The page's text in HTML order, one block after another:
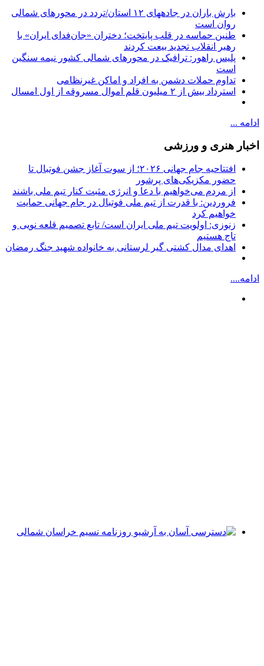
بارش باران در جادههای ۱۲ استان/تردد در محورهای شمالی
روان است
طنین حماسه در قلب پایتخت؛ دختران «جان‌فدای ایران» با
رهبر انقلاب تجدید بیعت کردند
پلیس راهور: ترافیک در محورهای شمالی کشور نیمه سنگین
است
تداوم حملات دشمن به افراد و اماکن غیرنظامی
استرداد بیش از ۲ میلیون قلم اموال مسروقه از اول امسال
ادامه ...
اخبار هنری و ورزشی
افتتاحیه جام جهانی ۲۰۲۶؛ از سوت آغاز جشن فوتبال تا
حضور مکزیکی‌های پرشور
از مردم می‌خواهیم با دعا و انرژی مثبت کنار تیم ملی باشند
فروردین: با قدرت از تیم ملی فوتبال در جام جهانی حمایت
خواهیم کرد
زنوزی: اولویت تیم ملی ایران است/ تابع تصمیم قلعه نویی و
تاج هستیم
اهدای مدال کشتی گیر لرستانی به خانواده شهید جنگ رمضان
ادامه....